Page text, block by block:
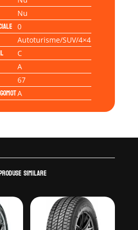
Nu
0
Autoturisme/SUV/4×4
C
A
67
A
similare